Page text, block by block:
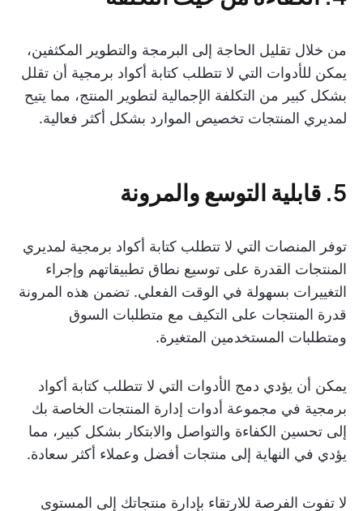
من خلال تقليل الحاجة إلى البرمجة والتطوير المكثفين،
يمكن للأدوات التي لا تتطلب كتابة أكواد برمجية أن تقلل
بشكل كبير من التكلفة الإجمالية لتطوير المنتج، مما يتيح
لمديري المنتجات تخصيص الموارد بشكل أكثر فعالية.
5. قابلية التوسع والمرونة
توفر المنصات التي لا تتطلب كتابة أكواد برمجية لمديري
المنتجات القدرة على توسيع نطاق تطبيقاتهم وإجراء
التغييرات بسهولة في الوقت الفعلي. تضمن هذه المرونة
قدرة المنتجات على التكيف مع متطلبات السوق
ومتطلبات المستخدمين المتغيرة.
يمكن أن يؤدي دمج الأدوات التي لا تتطلب كتابة أكواد
برمجية في مجموعة أدوات إدارة المنتجات الخاصة بك
إلى تحسين الكفاءة والتواصل والابتكار بشكل كبير، مما
يؤدي في النهاية إلى منتجات أفضل وعملاء أكثر سعادة.
لا تفوت الفرصة للارتقاء بإدارة منتجاتك إلى المستوى